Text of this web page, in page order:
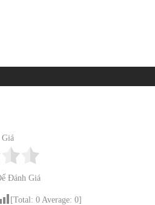
Đánh Giá
[Total:0 Average:0]